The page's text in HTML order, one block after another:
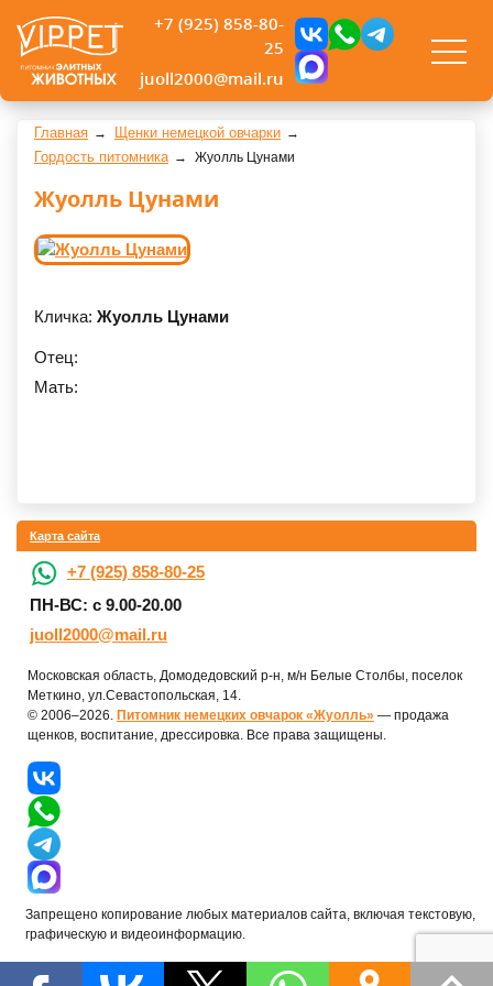
+7 (925) 858-80-
25
juoll2000@mail.ru
Главная
Щенки немецкой овчарки
Гордость питомника
Жуолль Цунами
Жуолль Цунами
Кличка: Жуолль Цунами
Отец:
Мать:
Карта сайта
+7 (925) 858-80-25
ПН-ВС: с 9.00-20.00
juoll2000@mail.ru
Московская область, Домодедовский р-н, м/н Белые Столбы, поселок
Меткино, ул.Севастопольская, 14.
© 2006–2026. Питомник немецких овчарок «Жуолль» — продажа
щенков, воспитание, дрессировка. Все права защищены.
Запрещено копирование любых материалов сайта, включая текстовую,
графическую и видеоинформацию.